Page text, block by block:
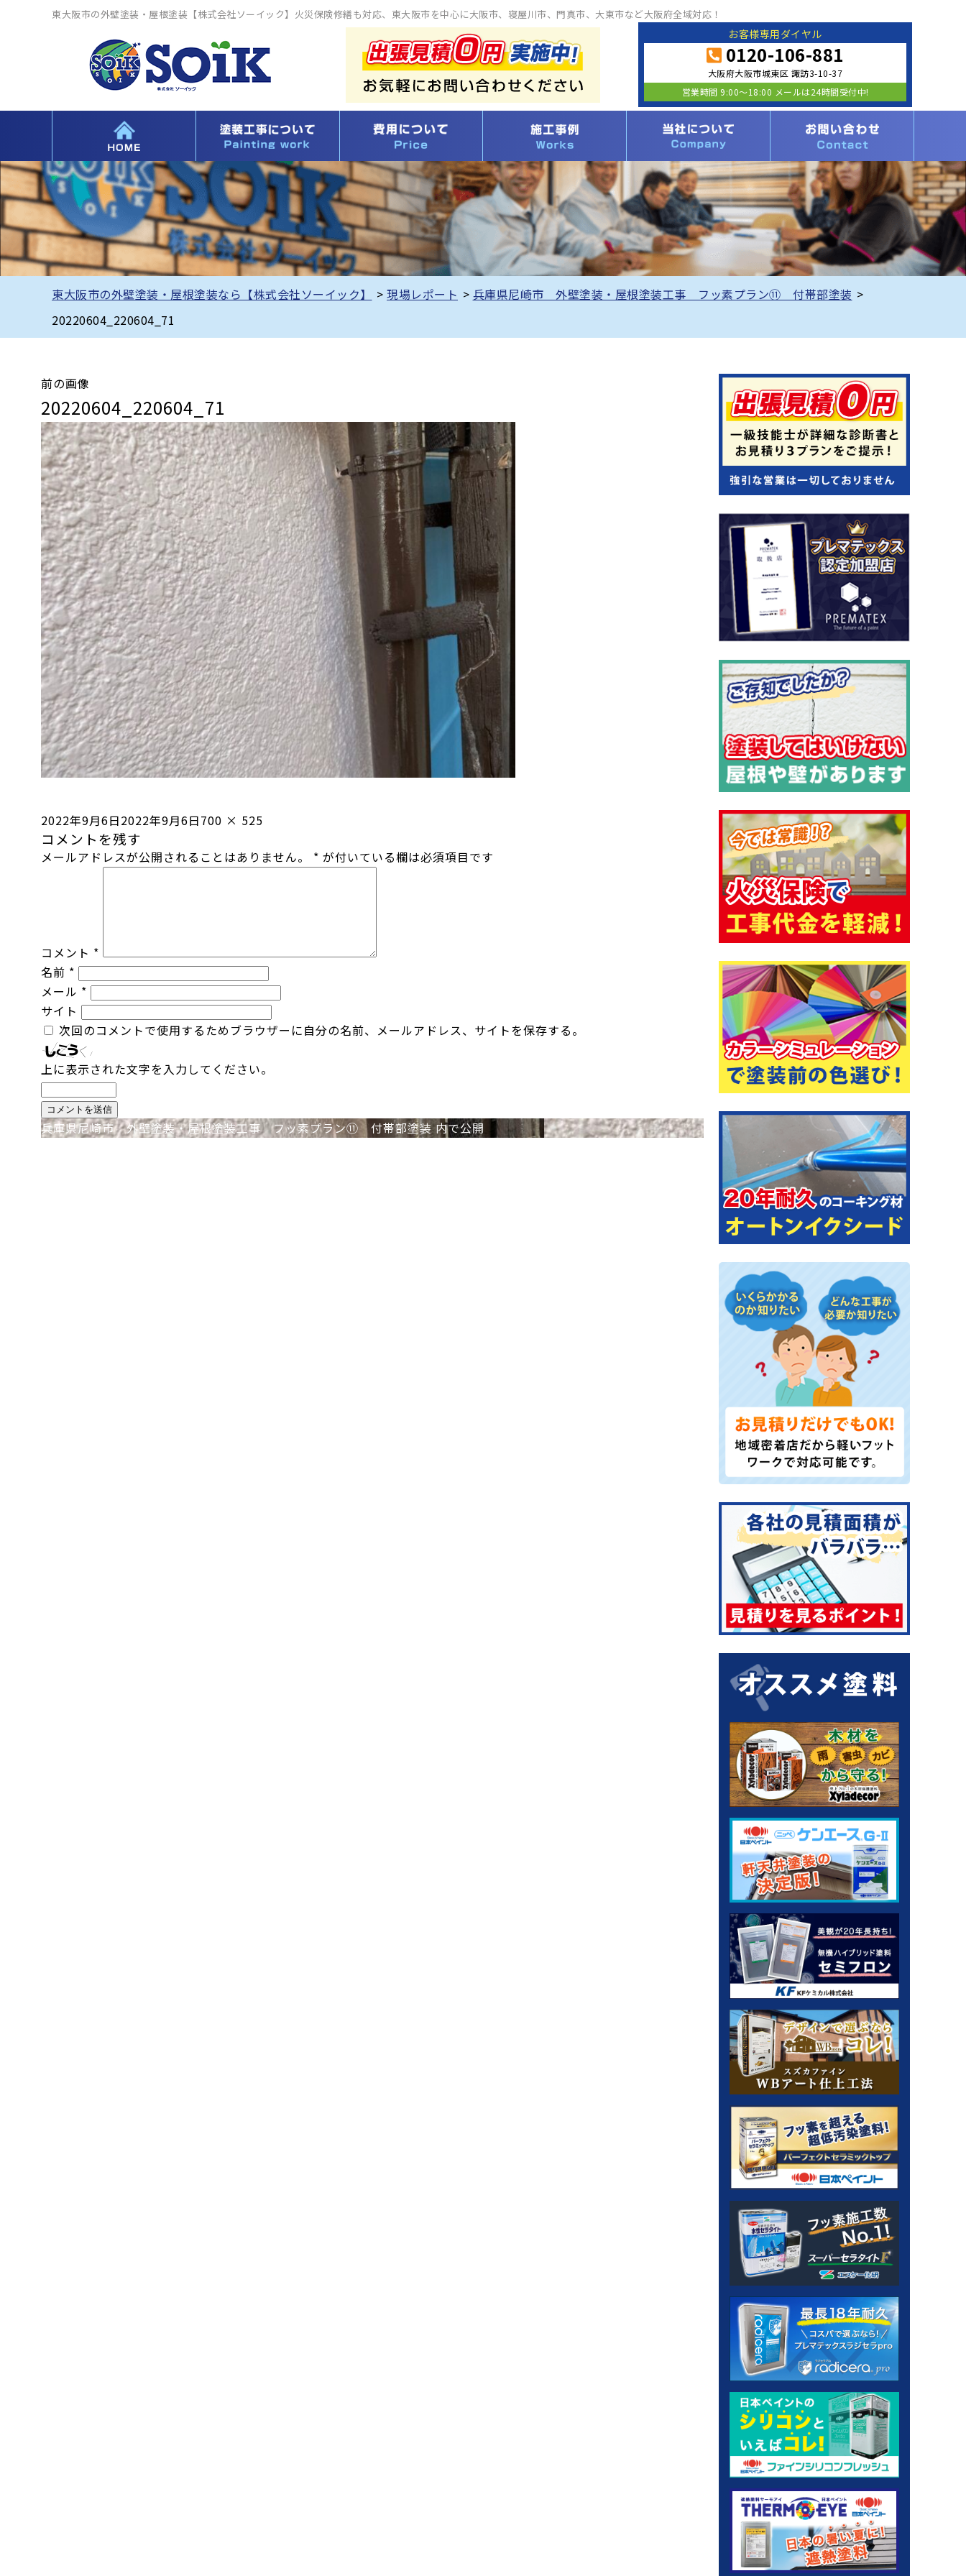
東大阪市の外壁塗装・屋根塗装【株式会社ソーイック】火災保険修繕も対応、東大阪市を中心に大阪市、寝屋川市、門真市、大東市など大阪府全域対応！
お客様専用ダイヤル
0120-106-881
大阪府大阪市城東区 諏訪3-10-37
営業時間 9:00〜18:00 メールは24時間受付中!
東大阪市の外壁塗装・屋根塗装なら【株式会社ソーイック】 > 現場レポート > 兵庫県尼崎市 外壁塗装・屋根塗装工事 フッ素プラン⑪ 付帯部塗装 >
20220604_220604_71
前の画像
20220604_220604_71
投
稿
日:
2022年9月6日2022年9月6日フ
サ
700 × 525
コメントを残す
メールアドレスが公開されることはありません。 * が付いている欄は必須項目です
コメント *
名前 *
メール *
サイト
次回のコメントで使用するためブラウザーに自分の名前、メールアドレス、サイトを保存する。
上に表示された文字を入力してください。
投
兵庫県尼崎市 外壁塗装・屋根塗装工事 フッ素プラン⑪ 付帯部塗装 内で公開